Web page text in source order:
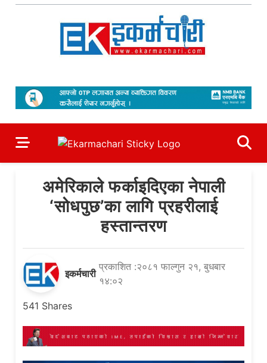
Skip
अमेरिकाले फर्काइदिएका नेपाली
‘सोधपुछ’का लागि प्रहरीलाई
हस्तान्तरण
इकर्मचारी
प्रकाशित :२०८१ फाल्गुन २१, बुधबार
१४:०२
541 Shares